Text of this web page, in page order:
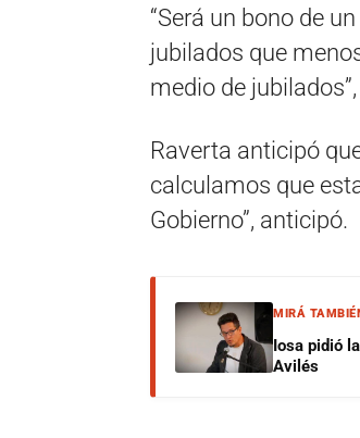
“Será un bono de
jubilados que
medio de
Raverta anticipó
calculamos que
Gobierno”, anticipó.
MIRÁ
Iosa pidió
Avilés